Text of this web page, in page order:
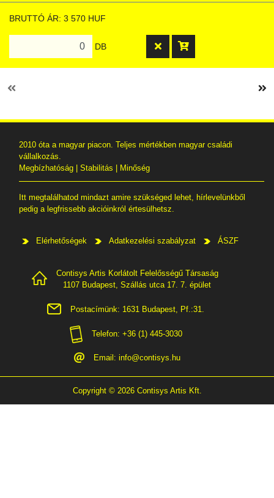
BRUTTÓ ÁR: 3 570 HUF
DB
2010 óta a magyar piacon. Teljes mértékben magyar családi
vállalkozás.
Megbízhatóság | Stabilitás | Minőség
Itt megtalálhatod mindazt amire szükséged lehet, hírlevelünkből
pedig a legfrissebb akcióinkról értesülhetsz.
Elérhetőségek Adatkezelési szabályzat ÁSZF
Contisys Artis Korlátolt Felelősségű Társaság
1107 Budapest, Szállás utca 17. 7. épület
Postacímünk: 1631 Budapest, Pf.:31.
Telefon: +36 (1) 445-3030
Email: info@contisys.hu
Copyright © 2026 Contisys Artis Kft.